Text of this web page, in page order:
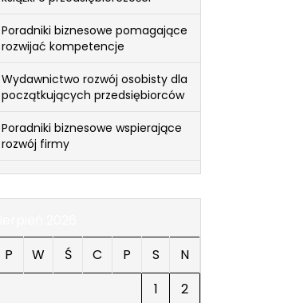
Poradniki biznesowe pomagające
rozwijać kompetencje
Wydawnictwo rozwój osobisty dla
początkujących przedsiębiorców
Poradniki biznesowe wspierające
rozwój firmy
P
W Ś C P S
N
1
2